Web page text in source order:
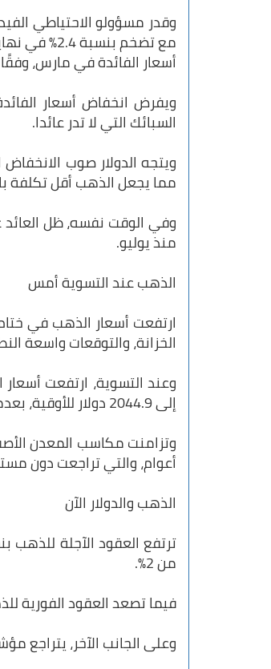
أسعار الفائدة في مارس،
ويفرض انخفاض أسعار
السبائك التي لا تدر عائدا.
ويتجه الدولار صوب
مما يجعل الذهب أقل تكلفة
منذ يوليو.
الذهب عند التسوية أمس
ارتفعت أسعار الذهب في
الخزانة، والتوقعات واسعة
إلى 2044.9 دولار للأوقية، بعدما لامست 2062.9 دولار خلال الجلسة.
أعوام، والتي تراجعت دون مستوى 4% لأول مرة
الذهب والدولار الآن
من 2%.
فيما تصعد العقود الفورية للذهب بنسبة 0.1% إلى
وعلى الجانب الآخر، يتراجع مؤشر الدولار